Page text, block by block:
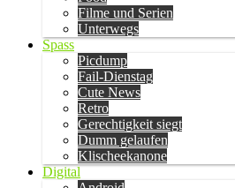
Filme und Serien
Unterwegs
Spass
Picdump
Fail-Dienstag
Cute News
Retro
Gerechtigkeit siegt
Dumm gelaufen
Klischeekanone
Digital